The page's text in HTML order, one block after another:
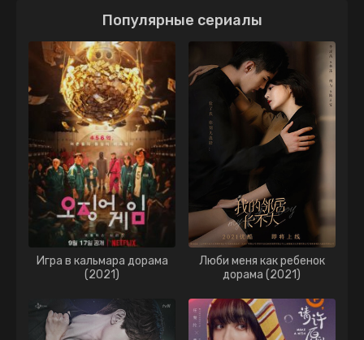
Популярные сериалы
Игра в кальмара дорама
(2021)
Люби меня как ребенок
дорама (2021)